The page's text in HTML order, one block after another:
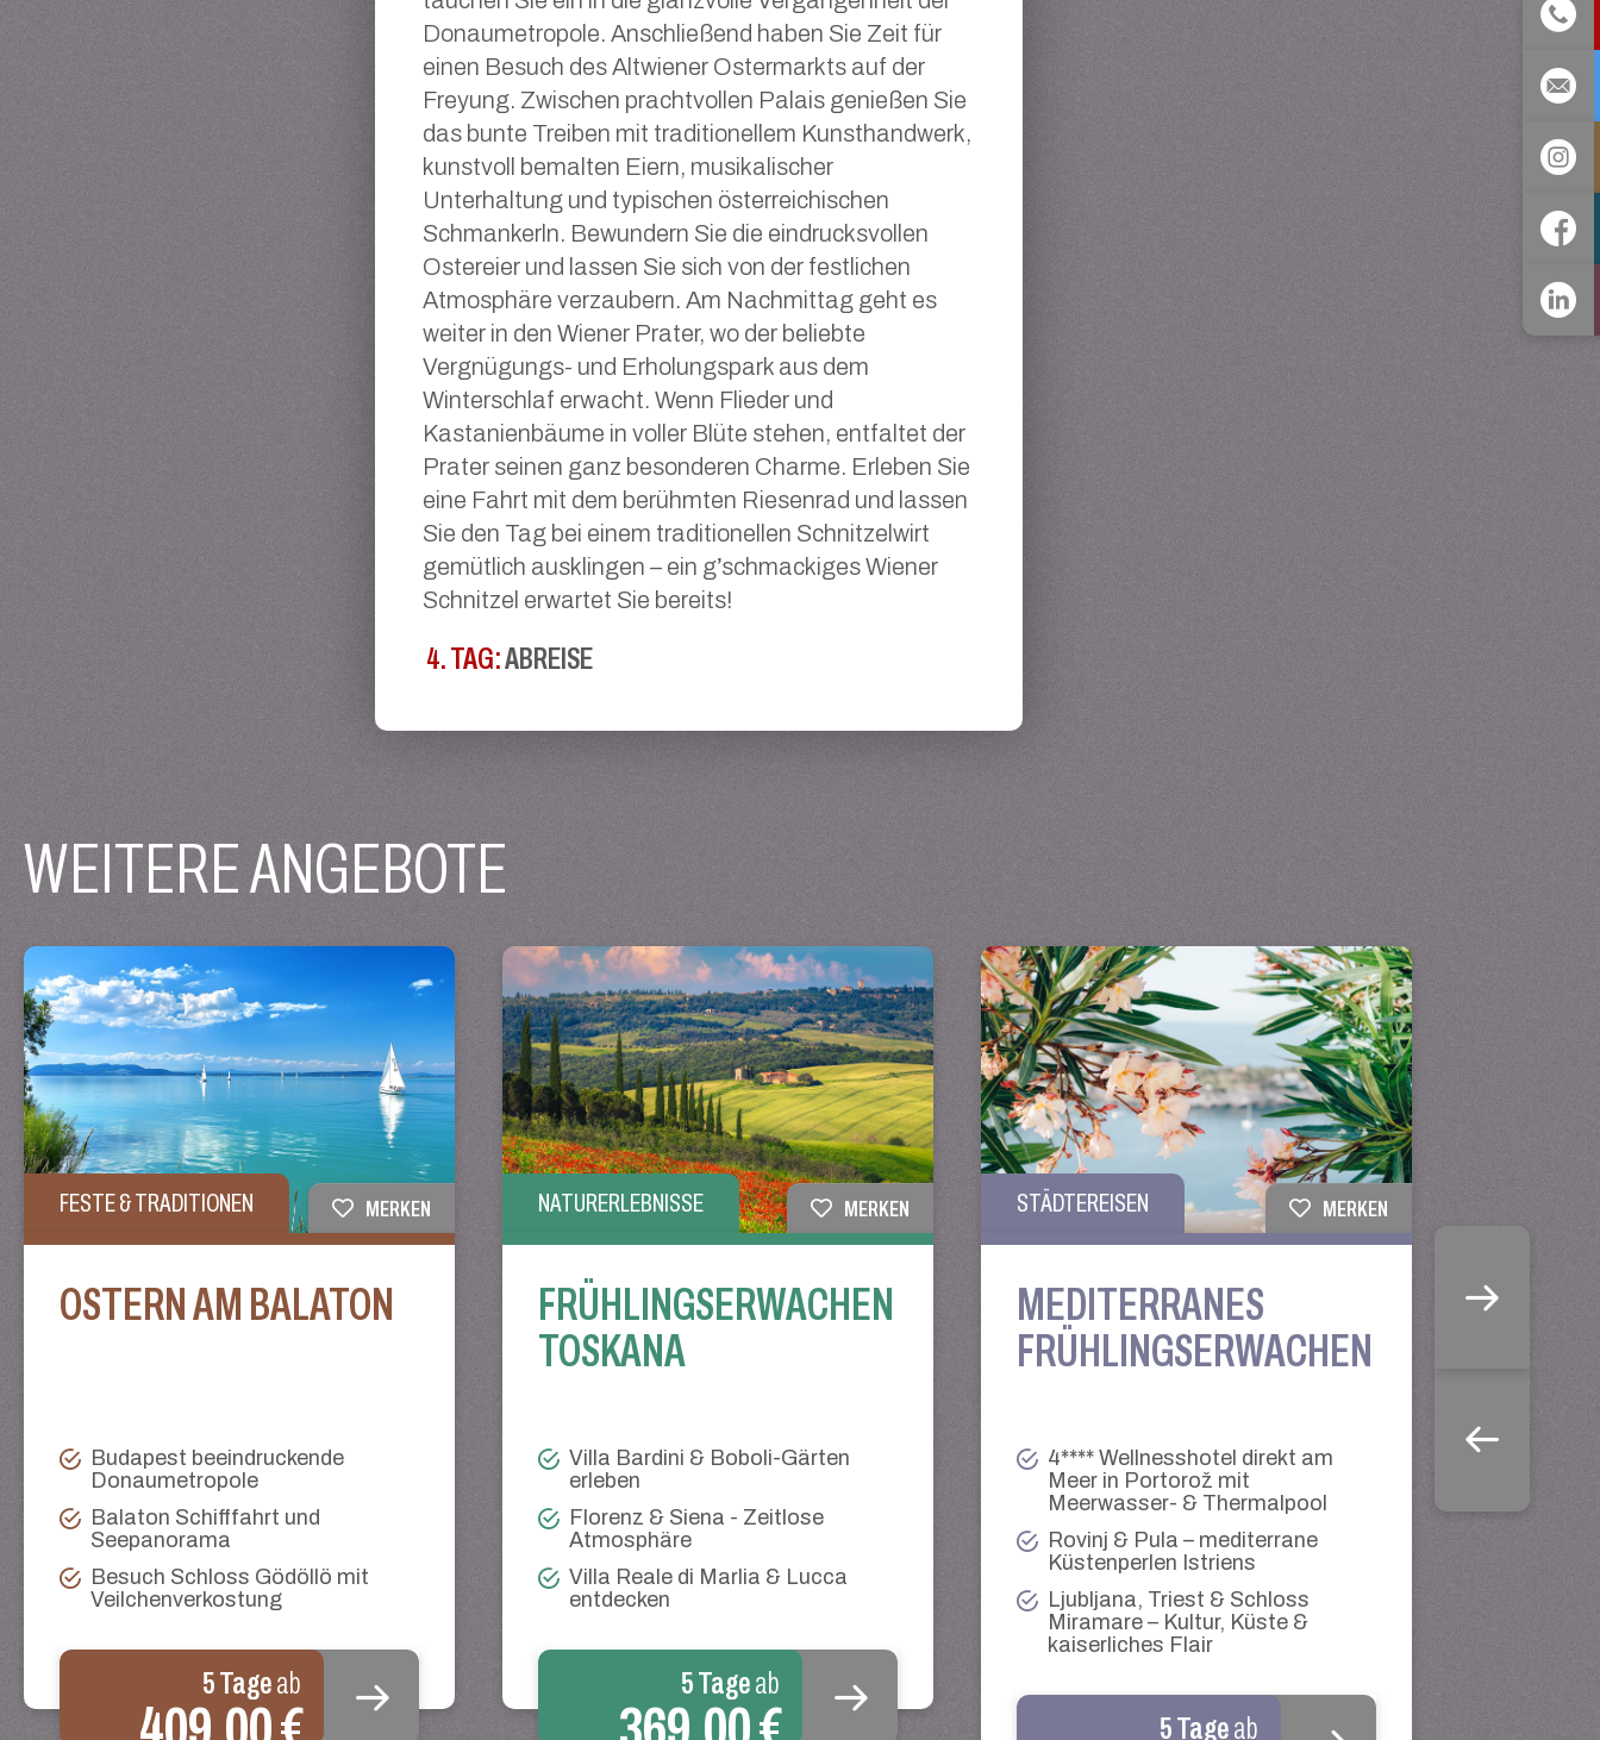
Donaumetropole. Anschließend haben Sie Zeit für
einen Besuch des Altwiener Ostermarkts auf der
Freyung. Zwischen prachtvollen Palais genießen Sie
das bunte Treiben mit traditionellem Kunsthandwerk,
kunstvoll bemalten Eiern, musikalischer
Unterhaltung und typischen österreichischen
Schmankerln. Bewundern Sie die eindrucksvollen
Ostereier und lassen Sie sich von der festlichen
Atmosphäre verzaubern. Am Nachmittag geht es
weiter in den Wiener Prater, wo der beliebte
Vergnügungs- und Erholungspark aus dem
Winterschlaf erwacht. Wenn Flieder und
Kastanienbäume in voller Blüte stehen, entfaltet der
Prater seinen ganz besonderen Charme. Erleben Sie
eine Fahrt mit dem berühmten Riesenrad und lassen
Sie den Tag bei einem traditionellen Schnitzelwirt
gemütlich ausklingen – ein g’schmackiges Wiener
Schnitzel erwartet Sie bereits!
4. TAG:ABREISE
WEITERE ANGEBOTE
FESTE & TRADITIONEN MERKEN
OSTERN AM BALATON
Budapest beeindruckende
Donaumetropole
Balaton Schifffahrt und
Seepanorama
Besuch Schloss Gödöllö mit
Veilchenverkostung
5 Tageab
NATURERLEBNISSE MERKEN
FRÜHLINGSERWACHEN
TOSKANA
Villa Bardini & Boboli-Gärten
erleben
Florenz & Siena - Zeitlose
Atmosphäre
Villa Reale di Marlia & Lucca
entdecken
5 Tageab
STÄDTEREISEN MERKEN
MEDITERRANES
FRÜHLINGSERWACHEN
4**** Wellnesshotel direkt am
Meer in Portorož mit
Meerwasser- & Thermalpool
Rovinj & Pula – mediterrane
Küstenperlen Istriens
Ljubljana, Triest & Schloss
Miramare – Kultur, Küste &
kaiserliches Flair
5 Tageab